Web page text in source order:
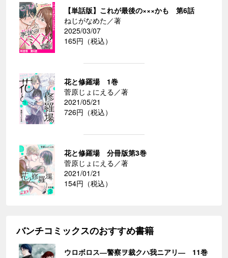
【単話版】これが最後の×××かも 第6話
ねじがなめた／著
2025/03/07
165円（税込）
花と修羅場 1巻
菅原じょにえる／著
2021/05/21
726円（税込）
花と修羅場 分冊版第3巻
菅原じょにえる／著
2021/01/21
154円（税込）
バンチコミックスのおすすめ書籍
ウロボロス―警察ヲ裁クハ我ニアリ― 11巻